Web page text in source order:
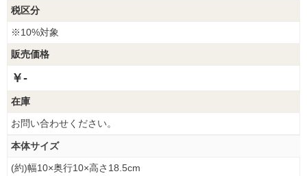
税区分
※10%対象
販売価格
￥-
在庫
お問い合わせください。
本体サイズ
(約)幅10×奥行10×高さ18.5cm